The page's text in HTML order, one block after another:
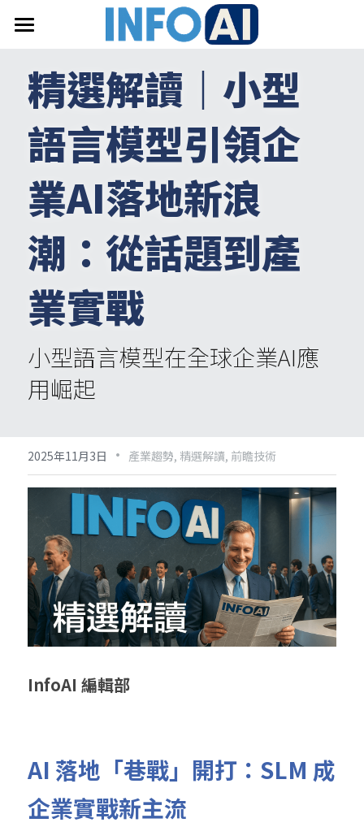
關於InfoAI
訂閱電子報
最新文章
搜索
email聯絡
精選解讀｜ 小型
語言模型引領企
業AI落地新浪
潮：從話題到產
業實戰
小型語言模型在全球企業AI應
用崛起
2025年11月3日 · 產業趨勢, 精選解讀, 前瞻技術
InfoAI 編輯部
AI 落地「巷戰」開打： SLM 成
企業實戰新主流